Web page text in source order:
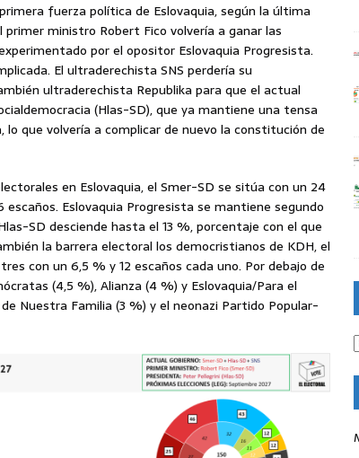
fuerza política de Eslovaquia, según la última
ministro Robert Fico volvería a ganar las
por el opositor Eslovaquia Progresista.
El ultraderechista SNS perdería su
ultraderechista Republika para que el actual
(Hlas-SD), que ya mantiene una tensa
lo que volvería a complicar de nuevo la constitución de
en Eslovaquia, el Smer-SD se sitúa con un 24
Eslovaquia Progresista se mantiene segundo
SD desciende hasta el 13 %, porcentaje con el que
la barrera electoral los democristianos de KDH, el
con un 6,5 % y 12 escaños cada uno. Por debajo de
(4,5 %), Alianza (4 %) y Eslovaquia/Para el
Nuestra Familia (3 %) y el neonazi Partido Popular-